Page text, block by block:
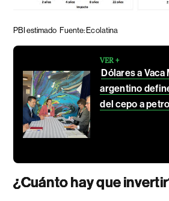
PBI estimado Fuente: Ecolatina
VER +
Dólares a
argentino
del cepo a
¿Cuánto hay que